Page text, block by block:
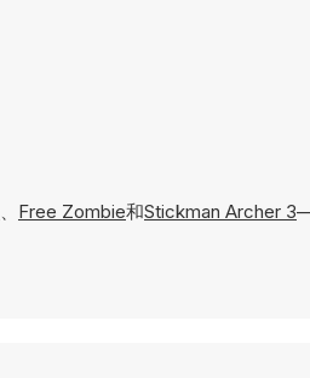
、 Free Zombie和Stickman Archer 3